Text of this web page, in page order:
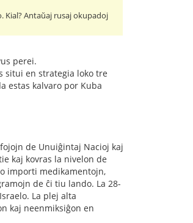
Kial? Antaŭaj rusaj okupadoj
perei.
situi en strategia loko tre
estas kalvaro por Kuba
de Unuiĝintaj Nacioj kaj
kaj kovras la nivelon de
importi medikamentojn,
de ĉi tiu lando. La 28-
La plej alta
kaj neenmiksiĝon en